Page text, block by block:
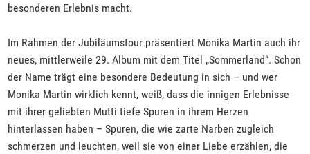
besonderen Erlebnis macht.
Im Rahmen der Jubiläumstour präsentiert Monika Martin auch ihr
neues, mittlerweile 29. Album mit dem Titel „Sommerland“. Schon
der Name trägt eine besondere Bedeutung in sich – und wer
Monika Martin wirklich kennt, weiß, dass die innigen Erlebnisse
mit ihrer geliebten Mutti tiefe Spuren in ihrem Herzen
hinterlassen haben – Spuren, die wie zarte Narben zugleich
schmerzen und leuchten, weil sie von einer Liebe erzählen, die